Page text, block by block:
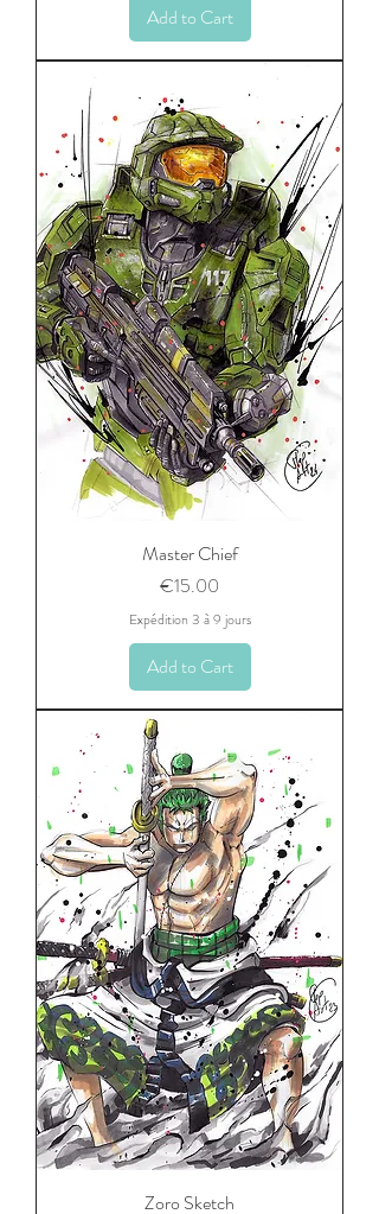
Add to Cart
Master Chief
Price
€15.00
Expédition 3 à 9 jours
Add to Cart
Zoro Sketch